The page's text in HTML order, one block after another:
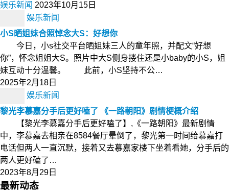
娱乐新闻 2023年10月15日
娱乐新闻
小S晒姐妹合照悼念大S：好想你
今日，小s社交平台晒姐妹三人的童年照，并配文“好想
你”，怀念姐姐大S。照片中大S侧身搂住还是小baby的小S，姐
妹互动十分温馨。 此前，小S坚持不公…
2025年2月18日
娱乐新闻
黎光李慕嘉分手后更好嗑了 《一路朝阳》剧情梗概介绍
【黎光李慕嘉分手后更好嗑了】,《一路朝阳》最新剧情
中，李慕嘉去相亲在8584餐厅晕倒了，黎光第一时间给慕嘉打
电话但两人一直沉默，接着又去慕嘉家楼下坐着看她，分手后的
两人更好磕了…
2023年8月29日
最新动态